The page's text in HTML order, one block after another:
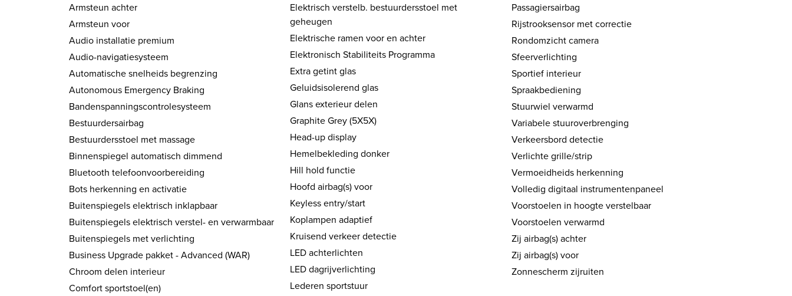
Armsteun achter
Armsteun voor
Audio installatie premium
Audio-navigatiesysteem
Automatische snelheids begrenzing
Autonomous Emergency Braking
Bandenspanningscontrolesysteem
Bestuurdersairbag
Bestuurdersstoel met massage
Binnenspiegel automatisch dimmend
Bluetooth telefoonvoorbereiding
Bots herkenning en activatie
Buitenspiegels elektrisch inklapbaar
Buitenspiegels elektrisch verstel- en verwarmbaar
Buitenspiegels met verlichting
Business Upgrade pakket - Advanced (WAR)
Chroom delen interieur
Comfort sportstoel(en)
Elektrisch verstelb. bestuurdersstoel met
geheugen
Elektrische ramen voor en achter
Elektronisch Stabiliteits Programma
Extra getint glas
Geluidsisolerend glas
Glans exterieur delen
Graphite Grey (5X5X)
Head-up display
Hemelbekleding donker
Hill hold functie
Hoofd airbag(s) voor
Keyless entry/start
Koplampen adaptief
Kruisend verkeer detectie
LED achterlichten
LED dagrijverlichting
Lederen sportstuur
Passagiersairbag
Rijstrooksensor met correctie
Rondomzicht camera
Sfeerverlichting
Sportief interieur
Spraakbediening
Stuurwiel verwarmd
Variabele stuuroverbrenging
Verkeersbord detectie
Verlichte grille/strip
Vermoeidheids herkenning
Volledig digitaal instrumentenpaneel
Voorstoelen in hoogte verstelbaar
Voorstoelen verwarmd
Zij airbag(s) achter
Zij airbag(s) voor
Zonnescherm zijruiten